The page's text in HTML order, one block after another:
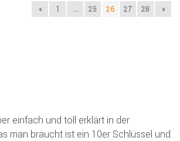
« 1 ... 25 26 27 28 »
einfach und toll erklärt in der
man braucht ist ein 10er Schlüssel und